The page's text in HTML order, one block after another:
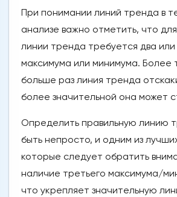
При понимании линий тренда в
анализе важно отметить, что
линии тренда требуется два
максимума или минимума. Более
больше раз линия тренда
более значительной она может
Определить правильную линию
быть непросто, и одним из
которые следует обратить
наличие третьего максимума/
что укрепляет значительную